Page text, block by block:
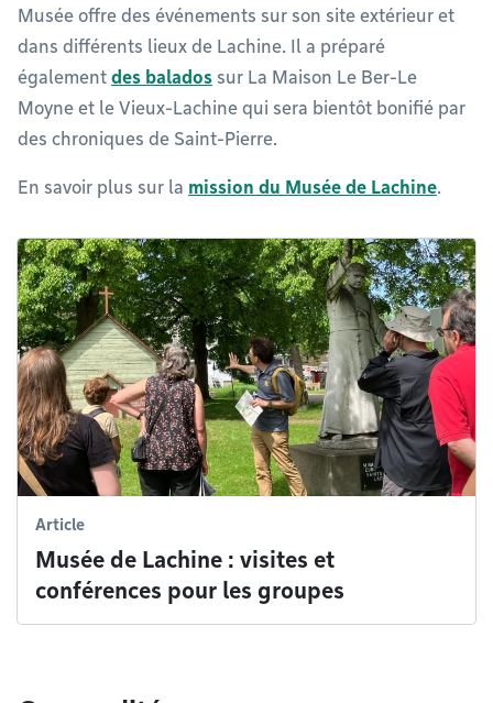
Musée offre des événements sur son site extérieur et
dans différents lieux de Lachine. Il a préparé
également des balados sur La Maison Le Ber-Le
Moyne et le Vieux-Lachine qui sera bientôt bonifié par
des chroniques de Saint-Pierre.
En savoir plus sur la mission du Musée de Lachine.
Article
Musée de Lachine : visites et
conférences pour les groupes